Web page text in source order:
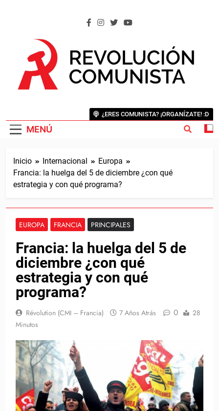
MENÚ
¿ERES COMUNISTA? ¡ORGANÍZATE! :D
Inicio Internacional
Europa
Francia: la huelga del 5 de diciembre ¿con qué
estrategia y con qué programa?
EUROPA FRANCIA PRINCIPALES
Francia: la huelga del 5 de
diciembre ¿con qué
estrategia y con qué
programa?
Révolution (CMI – Francia) 7 Años Atrás 0
28
Minutos